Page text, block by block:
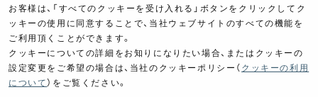
製品ポスター
お客様は、「すべてのクッキーを受け入れる」ボタンをクリックしてク
ッキーの使用に同意することで、当社ウェブサイトのすべての機能を
ご利用頂くことができます。
クッキーについての詳細をお知りになりたい場合、またはクッキーの
設定変更をご希望の場合は、当社のクッキーポリシー（ クッキーの利用
について ）をご覧ください。